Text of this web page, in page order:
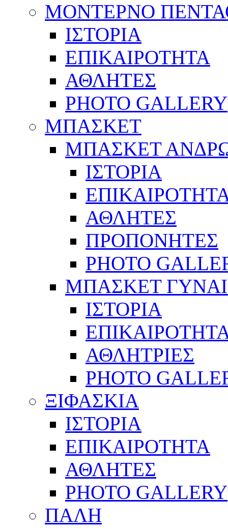
ΜΟΝΤΕΡΝΟ
ΙΣΤΟΡΙΑ
ΕΠΙΚΑΙΡΟΤΗΤΑ
ΑΘΛΗΤΕΣ
PHOTO GALLERY
ΜΠΑΣΚΕΤ
ΜΠΑΣΚΕΤ
ΙΣΤΟΡΙΑ
ΑΘΛΗΤΕΣ
ΠΡΟΠΟΝΗΤΕΣ
PHOTO
ΜΠΑΣΚΕΤ
ΙΣΤΟΡΙΑ
ΑΘΛΗΤΡΙΕΣ
PHOTO
ΞΙΦΑΣΚΙΑ
ΙΣΤΟΡΙΑ
ΕΠΙΚΑΙΡΟΤΗΤΑ
ΑΘΛΗΤΕΣ
PHOTO GALLERY
ΠΑΛΗ